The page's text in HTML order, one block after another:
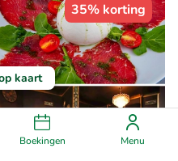
Boekingen Menu
kaart
35% korting